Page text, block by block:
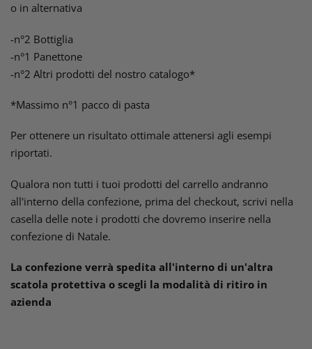
o in alternativa
-n°2 Bottiglia
-n°1 Panettone
-n°2 Altri prodotti del nostro catalogo*
*Massimo n°1 pacco di pasta
Per ottenere un risultato ottimale attenersi agli esempi
riportati.
Qualora non tutti i tuoi prodotti del carrello andranno
all'interno della confezione, prima del checkout, scrivi nella
casella delle note i prodotti che dovremo inserire nella
confezione di Natale.
La confezione verrà spedita all'interno di un'altra
scatola protettiva o scegli la modalità di ritiro in
azienda